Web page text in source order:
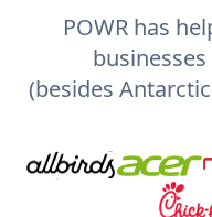
POWR has
(besides